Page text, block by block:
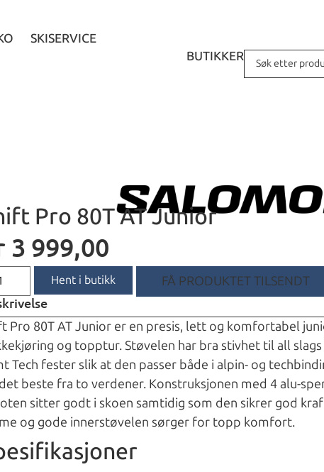
SKISERVICE
BUTIKKER
Pro 80T AT Junior
3 999,00
Hent i butikk FÅ PRODUKTET TILSENDT
Pro 80T AT Junior er en presis, lett og komfortabel
og topptur. Støvelen har bra stivhet til all
Tech fester slik at den passer både i alpin- og
beste fra to verdener. Konstruksjonen med 4 alu-
sitter godt i skoen samtidig som den sikrer god
og gode innerstøvelen sørger for topp komfort.